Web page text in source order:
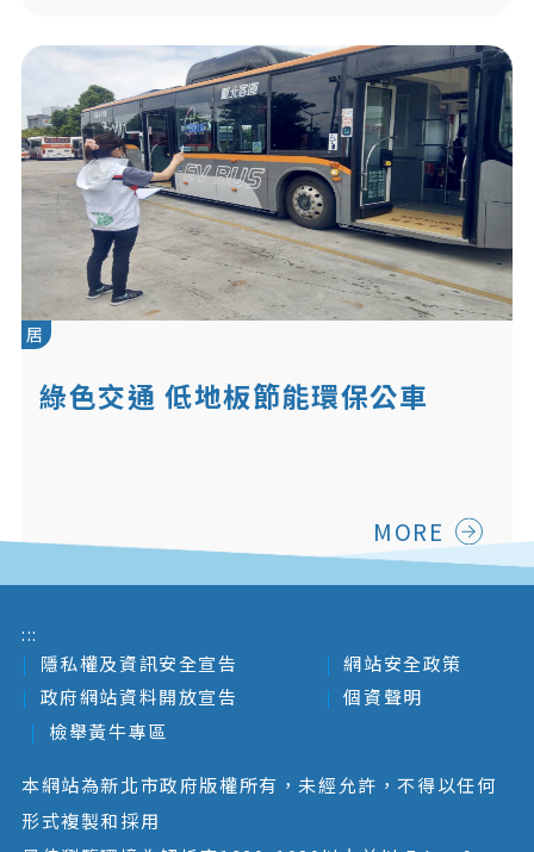
居
綠色交通 低地板節能環保公車
MORE
:::
隱私權及資訊安全宣告
網站安全政策
政府網站資料開放宣告
個資聲明
檢舉黃牛專區
本網站為新北市政府版權所有，未經允許，不得以任何
形式複製和採用